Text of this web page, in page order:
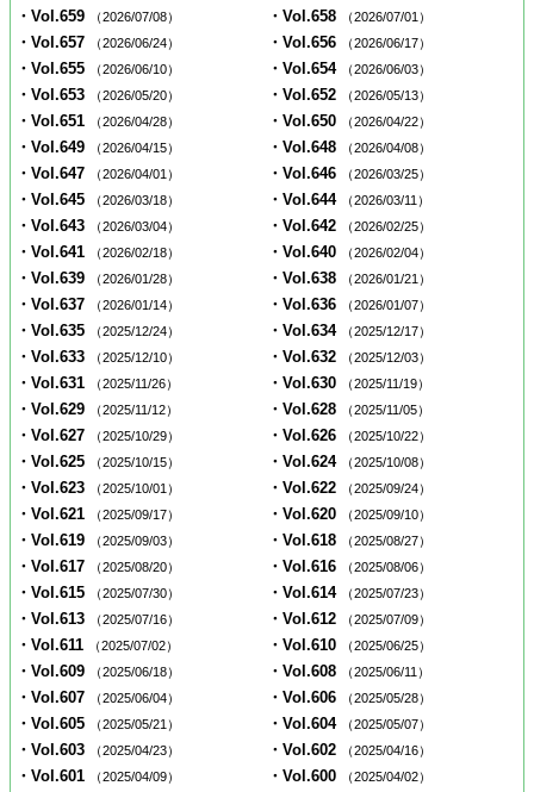
・Vol.659 （2026/07/08） ・Vol.658 （2026/07/01）
・Vol.657 （2026/06/24） ・Vol.656 （2026/06/17）
・Vol.655 （2026/06/10） ・Vol.654 （2026/06/03）
・Vol.653 （2026/05/20） ・Vol.652 （2026/05/13）
・Vol.651 （2026/04/28） ・Vol.650 （2026/04/22）
・Vol.649 （2026/04/15） ・Vol.648 （2026/04/08）
・Vol.647 （2026/04/01） ・Vol.646 （2026/03/25）
・Vol.645 （2026/03/18） ・Vol.644 （2026/03/11）
・Vol.643 （2026/03/04） ・Vol.642 （2026/02/25）
・Vol.641 （2026/02/18） ・Vol.640 （2026/02/04）
・Vol.639 （2026/01/28） ・Vol.638 （2026/01/21）
・Vol.637 （2026/01/14） ・Vol.636 （2026/01/07）
・Vol.635 （2025/12/24） ・Vol.634 （2025/12/17）
・Vol.633 （2025/12/10） ・Vol.632 （2025/12/03）
・Vol.631 （2025/11/26） ・Vol.630 （2025/11/19）
・Vol.629 （2025/11/12） ・Vol.628 （2025/11/05）
・Vol.627 （2025/10/29） ・Vol.626 （2025/10/22）
・Vol.625 （2025/10/15） ・Vol.624 （2025/10/08）
・Vol.623 （2025/10/01） ・Vol.622 （2025/09/24）
・Vol.621 （2025/09/17） ・Vol.620 （2025/09/10）
・Vol.619 （2025/09/03） ・Vol.618 （2025/08/27）
・Vol.617 （2025/08/20） ・Vol.616 （2025/08/06）
・Vol.615 （2025/07/30） ・Vol.614 （2025/07/23）
・Vol.613 （2025/07/16） ・Vol.612 （2025/07/09）
・Vol.611 （2025/07/02） ・Vol.610 （2025/06/25）
・Vol.609 （2025/06/18） ・Vol.608 （2025/06/11）
・Vol.607 （2025/06/04） ・Vol.606 （2025/05/28）
・Vol.605 （2025/05/21） ・Vol.604 （2025/05/07）
・Vol.603 （2025/04/23） ・Vol.602 （2025/04/16）
・Vol.601 （2025/04/09） ・Vol.600 （2025/04/02）